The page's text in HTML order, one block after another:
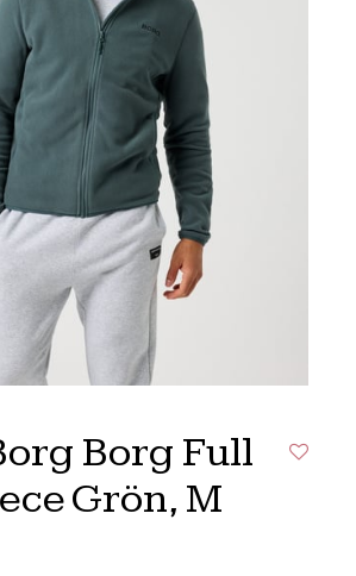
Borg Full
Grön, M